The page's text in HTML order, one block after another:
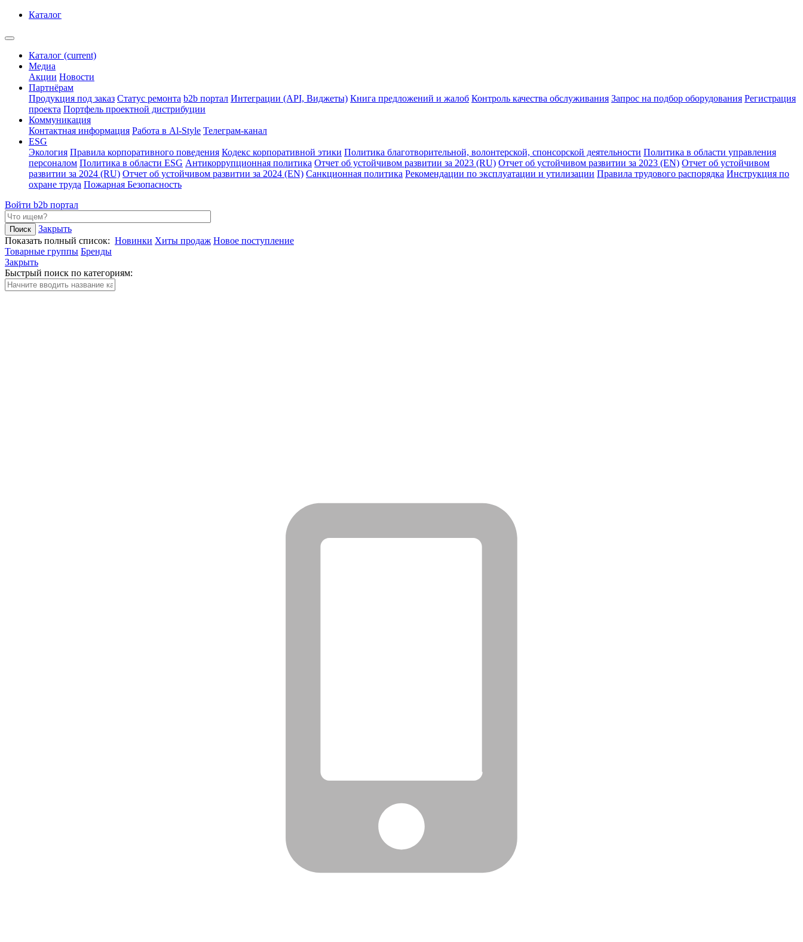
Каталог
Каталог (current)
Медиа
Акции Новости
Партнёрам
Продукция под заказ Статус ремонта b2b портал Интеграции (API, Виджеты) Книга предложений и жалоб Контроль качества обслуживания Запрос на подбор оборудования Регистрация
проекта Портфель проектной дистрибуции
Коммуникация
Контактная информация Работа в Al-Style Телеграм-канал
ESG
Экология Правила корпоративного поведения Кодекс корпоративной этики Политика благотворительной, волонтерской, спонсорской деятельности Политика в области управления
персоналом Политика в области ESG Антикоррупционная политика Отчет об устойчивом развитии за 2023 (RU) Отчет об устойчивом развитии за 2023 (EN) Отчет об устойчивом
развитии за 2024 (RU) Отчет об устойчивом развитии за 2024 (EN) Санкционная политика Рекомендации по эксплуатации и утилизации Правила трудового распорядка Инструкция по
охране труда Пожарная Безопасность
Войти b2b портал
Закрыть
Показать полный список: Новинки Хиты продаж Новое поступление
Товарные группы Бренды
Закрыть
Быстрый поиск по категориям: